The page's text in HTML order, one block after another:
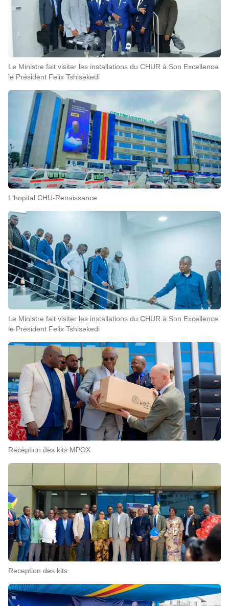
Le Ministre fait visiter les installations du CHUR à Son Excellence
le Président Felix Tshisekedi
L'hopital CHU-Renaissance
Le Ministre fait visiter les installations du CHUR à Son Excellence
le Président Felix Tshisekedi
Reception des kits MPOX
Reception des kits